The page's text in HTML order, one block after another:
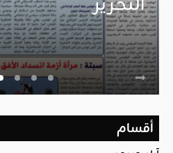
أقسام